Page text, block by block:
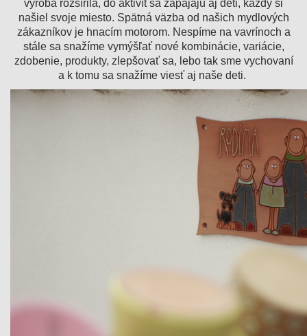
výroba rozšírila, do aktivít sa zapájajú aj deti, každý si
našiel svoje miesto. Spätná väzba od našich mydlových
zákazníkov je hnacím motorom. Nespíme na vavrínoch a
stále sa snažíme vymýšľať nové kombinácie, variácie,
zdobenie, produkty, zlepšovať sa, lebo tak sme vychovaní
a k tomu sa snažíme viesť aj naše deti.